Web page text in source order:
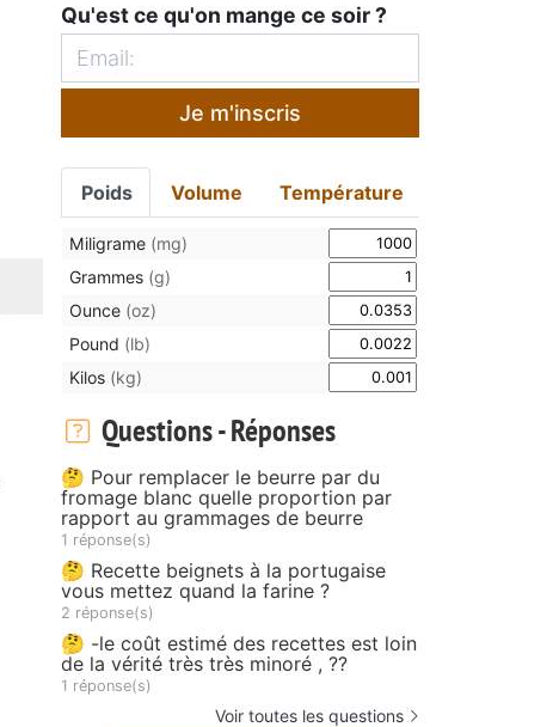
Qu'est ce qu'on mange ce soir ?
Je m'inscris
Poids Volume Température
Miligrame (mg)
Grammes (g)
Ounce (oz)
Pound (lb)
Kilos (kg)
Questions - Réponses
🤔 Pour remplacer le beurre par du
fromage blanc quelle proportion par
rapport au grammages de beurre
1 réponse(s)
🤔 Recette beignets à la portugaise
vous mettez quand la farine ?
2 réponse(s)
🤔 -le coût estimé des recettes est loin
de la vérité très très minoré , ??
1 réponse(s)
Voir toutes les questions